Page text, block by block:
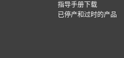
指导手册下载
已停产和过时的产品